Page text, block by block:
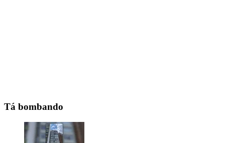
Tá bombando